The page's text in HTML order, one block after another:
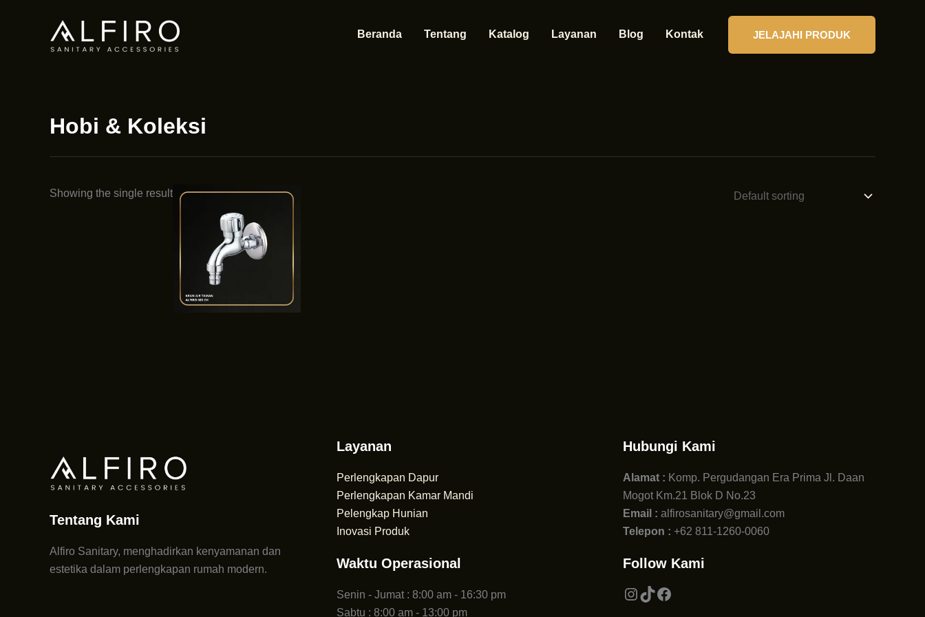
Beranda Tentang Katalog Layanan Blog Kontak JELAJAHI PRODUK
Hobi & Koleksi
Showing the single result
Tentang Kami
Alfiro Sanitary, menghadirkan kenyamanan dan
estetika dalam perlengkapan rumah modern.
Layanan
Perlengkapan Dapur
Perlengkapan Kamar Mandi
Pelengkap Hunian
Inovasi Produk
Waktu Operasional
Senin - Jumat : 8:00 am - 16:30 pm
Sabtu : 8:00 am - 13:00 pm
Hubungi Kami
Alamat : Komp. Pergudangan Era Prima Jl. Daan
Mogot Km.21 Blok D No.23
Email : alfirosanitary@gmail.com
Telepon : +62 811-1260-0060
Follow Kami
Instagram
TikTokFacebook